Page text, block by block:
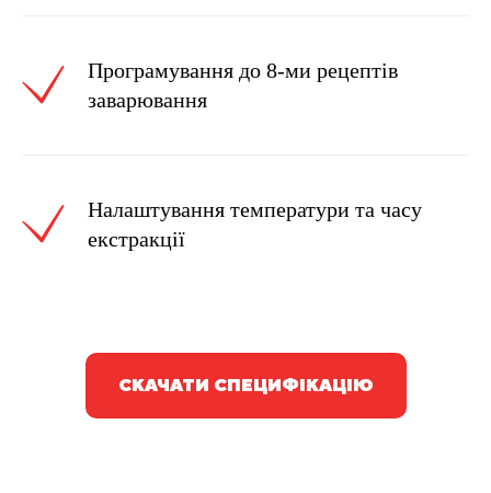
Програмування до 8-ми рецептів
заварювання
Налаштування температури та часу
екстракції
СКАЧАТИ СПЕЦИФІКАЦІЮ